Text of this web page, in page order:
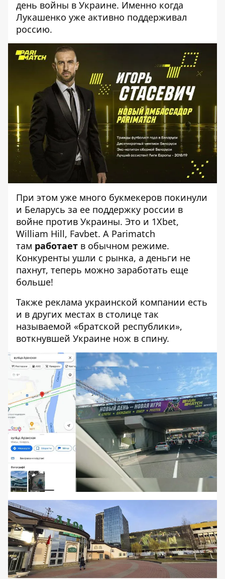
день войны в Украине. Именно когда
Лукашенко уже активно поддерживал
россию.
При этом уже много букмекеров покинули
и Беларусь за ее поддержку россии в
войне против Украины. Это и 1Xbet,
William Hill, Favbet. А Parimatch
там работает в обычном режиме.
Конкуренты ушли с рынка, а деньги не
пахнут, теперь можно заработать еще
больше!
Также реклама украинской компании есть
и в других местах в столице так
называемой «братской республики»,
воткнувшей Украине нож в спину.